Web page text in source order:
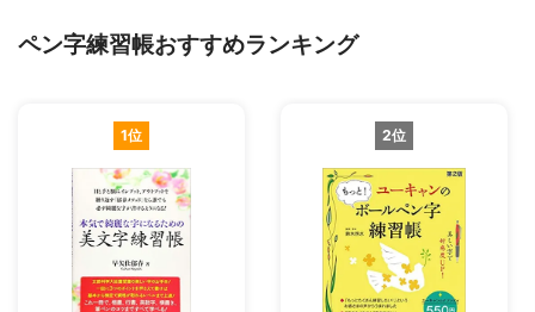
ペン字練習帳おすすめランキング
1位 2位